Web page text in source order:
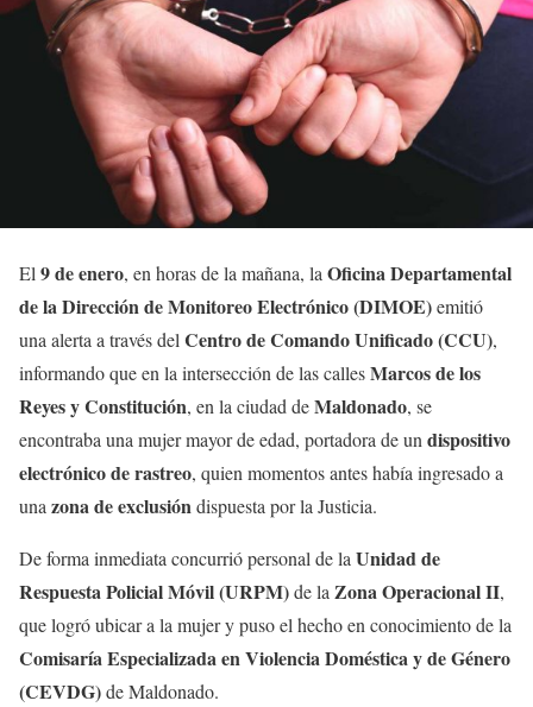
El9 de enero, en horas de la mañana, laOficina Departamental
de la Dirección de Monitoreo Electrónico (DIMOE)emitió
una alerta a través delCentro de Comando Unificado (CCU),
informando que en la intersección de las callesMarcos de los
Reyes y Constitución, en la ciudad deMaldonado, se
encontraba una mujer mayor de edad, portadora de undispositivo
electrónico de rastreo, quien momentos antes había ingresado a
unazona de exclusióndispuesta por la Justicia.
De forma inmediata concurrió personal de laUnidad de
Respuesta Policial Móvil (URPM)de laZona Operacional II,
que logró ubicar a la mujer y puso el hecho en conocimiento de la
Comisaría Especializada en Violencia Doméstica y de Género
(CEVDG)de Maldonado.